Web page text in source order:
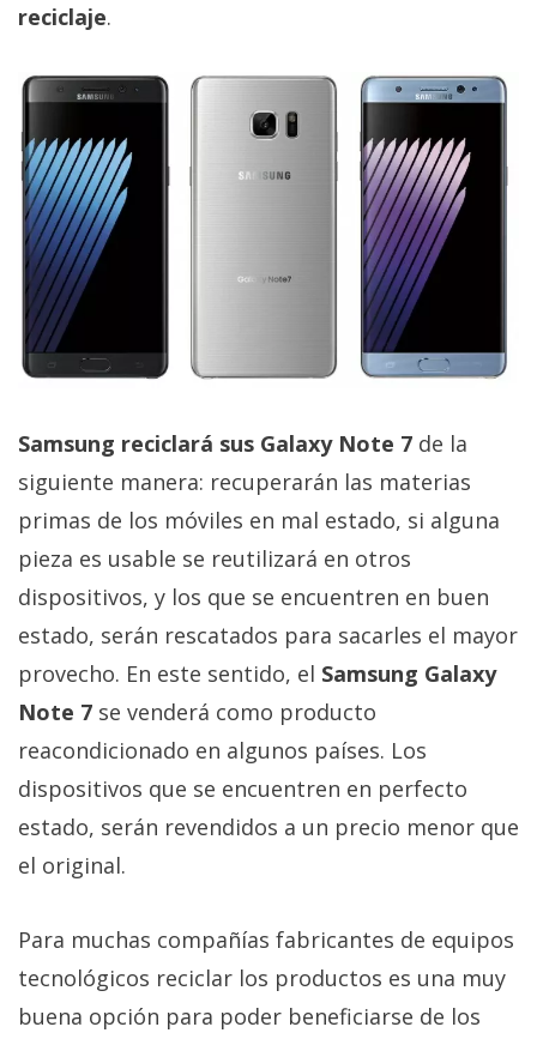
encontrarás
tecnología,
ordenadores,
apps,
informática,
videojuegos,
comparativas,
trucos y
tutoriales.
El Grupo
Informático
(CC) 2006-
2026.Algunos
reservados
reciclaje.
Samsung reciclará sus Galaxy Note 7 de la
siguiente manera: recuperarán las materias
primas de los móviles en mal estado, si alguna
pieza es usable se reutilizará en otros
dispositivos, y los que se encuentren en buen
estado, serán rescatados para sacarles el mayor
provecho. En este sentido, el Samsung Galaxy
Note 7 se venderá como producto
reacondicionado en algunos países. Los
dispositivos que se encuentren en perfecto
estado, serán revendidos a un precio menor que
el original.
Para muchas compañías fabricantes de equipos
tecnológicos reciclar los productos es una muy
buena opción para poder beneficiarse de los